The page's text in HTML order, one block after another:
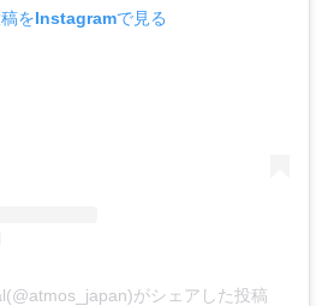
をInstagramで見る
がシェアした投稿